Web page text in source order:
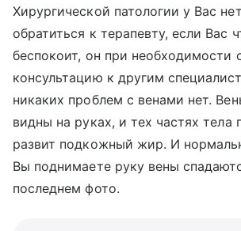
Хирургической патологии у Вас
обратиться к терапевту, если Вас
беспокоит, он при необходимости
консультацию к другим
никаких проблем с венами нет.
видны на руках, и тех частях тела
развит подкожный жир. И
Вы поднимаете руку вены
последнем фото.